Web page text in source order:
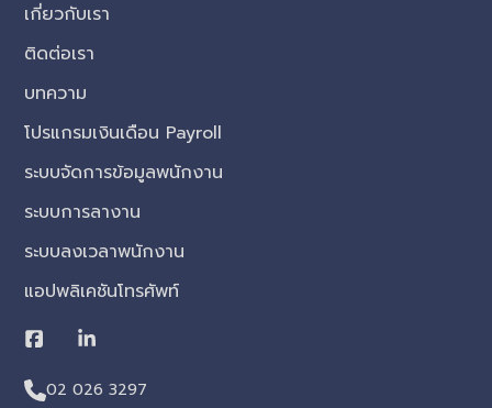
เกี่ยวกับเรา
ติดต่อเรา
บทความ
โปรแกรมเงินเดือน Payroll
ระบบจัดการข้อมูลพนักงาน
ระบบการลางาน
ระบบลงเวลาพนักงาน
แอปพลิเคชันโทรศัพท์
02 026 3297